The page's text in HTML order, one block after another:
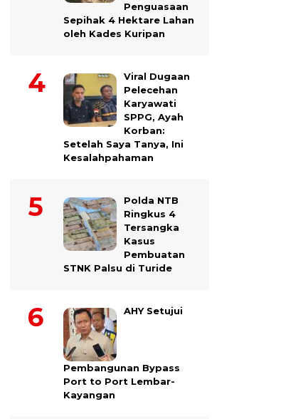
Penguasaan
Sepihak 4 Hektare Lahan
oleh Kades Kuripan
Viral Dugaan
Pelecehan
Karyawati
SPPG, Ayah
Korban:
Setelah Saya Tanya, Ini
Kesalahpahaman
Polda NTB
Ringkus 4
Tersangka
Kasus
Pembuatan
STNK Palsu di Turide
AHY Setujui
Pembangunan Bypass
Port to Port Lembar-
Kayangan